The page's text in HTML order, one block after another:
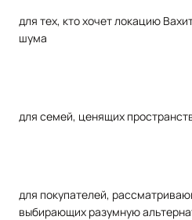
для тех, кто хочет локацию
шума
для семей, ценящих
для покупателей,
выбирающих разумную